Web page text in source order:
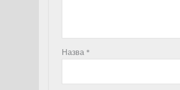
Назва *